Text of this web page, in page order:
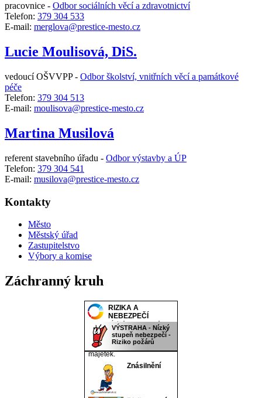
pracovnice - Odbor sociálních věcí a zdravotnictví
Telefon: 379 304 533
E-mail: merglova@prestice-mesto.cz
Lucie Moulisová, DiS.
vedoucí OŠVVPP - Odbor školství, vnitřních věcí a památkové
péče
Telefon: 379 304 513
E-mail: moulisova@prestice-mesto.cz
Martina Musilová
referent stavebního úřadu - Odbor výstavby a ÚP
Telefon: 379 304 541
E-mail: musilova@prestice-mesto.cz
Kontakty
Město
Městský úřad
Zastupitelstvo
Výbory a komise
Záchranný kruh